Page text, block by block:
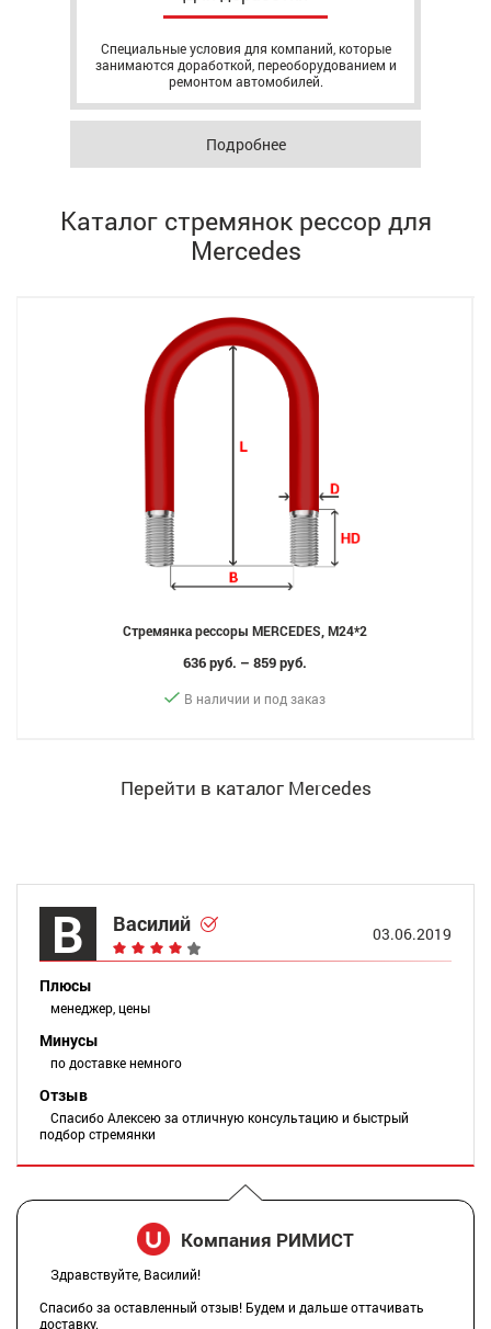
Специальные условия для компаний, которые
занимаются доработкой, переоборудованием и
ремонтом автомобилей.
Подробнее
Каталог стремянок рессор для
Mercedes
Стремянка рессоры MERCEDES, M24*2
636 руб. – 859 руб.
В наличии и под заказ
Перейти в каталог Mercedes
В Василий 03.06.2019
Плюсы
менеджер, цены
Минусы
по доставке немного
Отзыв
Спасибо Алексею за отличную консультацию и быстрый
подбор стремянки
Компания РИМИСТ
Здравствуйте, Василий!
Спасибо за оставленный отзыв! Будем и дальше оттачивать
доставку.